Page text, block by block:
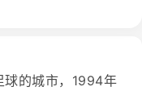
球的城市，1994年